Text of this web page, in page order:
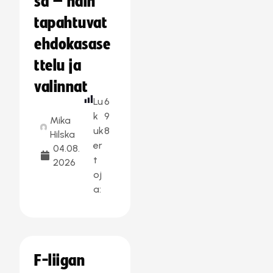
tapahtuvat
ehdokasase
ttelu ja
valinnat
Mika
Hilska
04.08.
2026
Lu
k
uk
er
t
oj
a:
6
9
8
F-liigan